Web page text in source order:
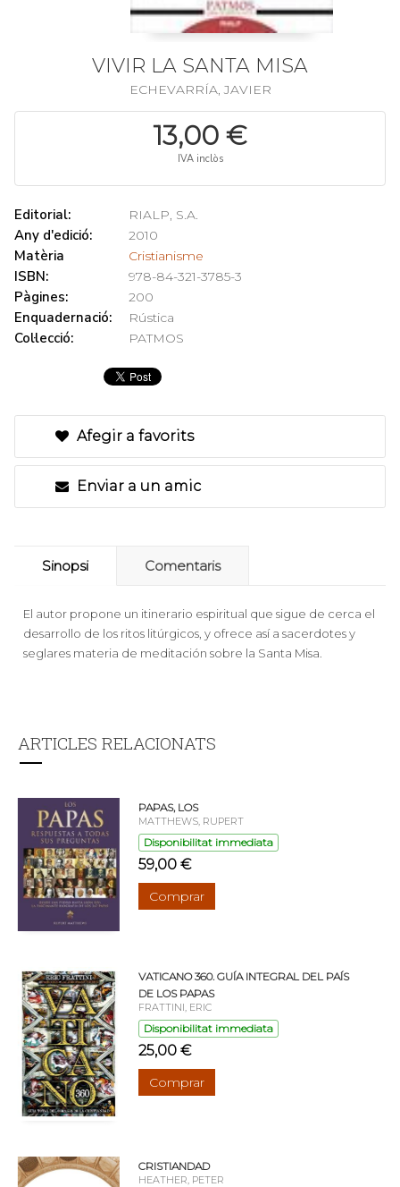
VIVIR LA SANTA MISA
ECHEVARRÍA, JAVIER
13,00 €
IVA inclòs
Editorial: RIALP, S.A.
Any d'edició: 2010
Matèria Cristianisme
ISBN: 978-84-321-3785-3
Pàgines: 200
Enquadernació: Rústica
Col·lecció: PATMOS
Afegir a favorits
Enviar a un amic
Sinopsi Comentaris
El autor propone un itinerario espiritual que sigue de cerca el
desarrollo de los ritos litúrgicos, y ofrece así a sacerdotes y
seglares materia de meditación sobre la Santa Misa.
ARTICLES RELACIONATS
PAPAS, LOS
MATTHEWS, RUPERT
Disponibilitat immediata
59,00 €
Comprar
VATICANO 360. GUÍA INTEGRAL DEL PAÍS
DE LOS PAPAS
FRATTINI, ERIC
Disponibilitat immediata
25,00 €
Comprar
CRISTIANDAD
HEATHER, PETER